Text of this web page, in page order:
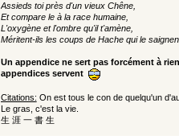
Assieds toi près d'un vieux Chêne,
Et compare le à la race humaine,
L'oxygène et l'ombre qu'il t'amène,
Méritent-ils les coups de Hache qui le
Un appendice ne sert pas forcément à
appendices servent
Citations: On est tous le con de quelqu'un
Le gras, c'est la vie.
生 涯 一 書 生